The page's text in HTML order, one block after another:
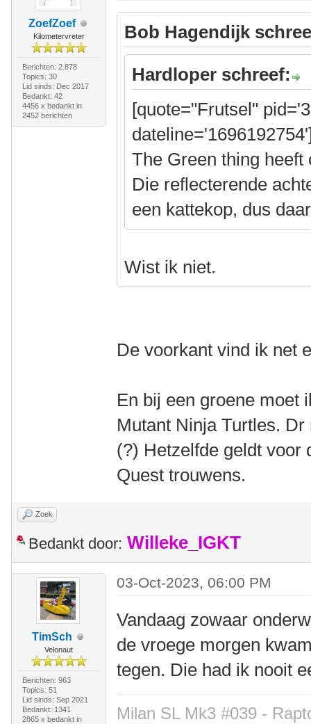
ZoefZoef
Kilometervreter
Berichten: 2.878
Topics: 30
Lid sinds: Dec 2017
Bedankt: 42
4456 x bedankt in
2452 berichten
Bob Hagendijk
Hardloper schreef:
[quote="Frutsel"
The Green thing
Die reflecterende
een kattekop, dus
Wist ik niet.
De voorkant vind ik net
En bij een groene moet
Mutant Ninja Turtles.
(?) Hetzelfde geldt voor
Quest trouwens.
Zoek
Bedankt door: Willeke_IGKT
TimSch
Velonaut
Berichten: 963
Topics: 51
Lid sinds: Sep 2021
Bedankt: 1341
2865 x bedankt in
03-Oct-2023, 06:00 PM
Vandaag zowaar
de vroege morgen
tegen. Die had ik nooit
Milan SL Mk3 #039 -